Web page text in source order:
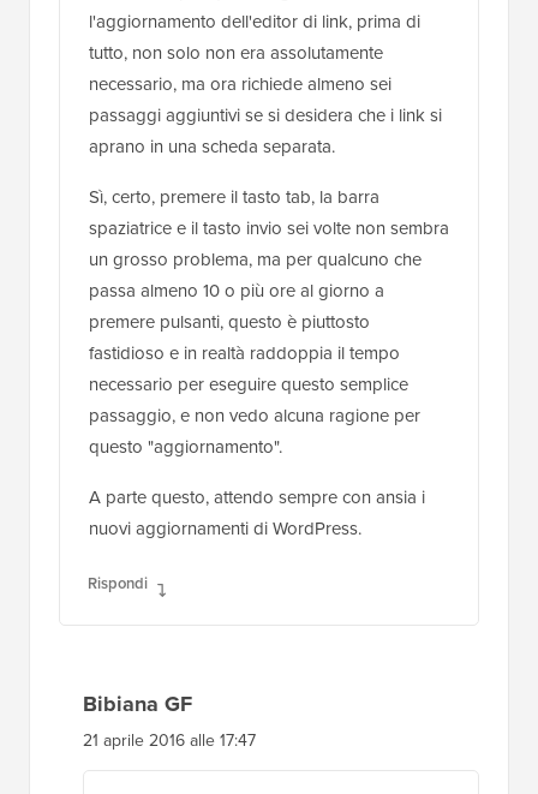
l'aggiornamento dell'editor di link, prima di
tutto, non solo non era assolutamente
necessario, ma ora richiede almeno sei
passaggi aggiuntivi se si desidera che i link si
aprano in una scheda separata.
Sì, certo, premere il tasto tab, la barra
spaziatrice e il tasto invio sei volte non sembra
un grosso problema, ma per qualcuno che
passa almeno 10 o più ore al giorno a
premere pulsanti, questo è piuttosto
fastidioso e in realtà raddoppia il tempo
necessario per eseguire questo semplice
passaggio, e non vedo alcuna ragione per
questo "aggiornamento".
A parte questo, attendo sempre con ansia i
nuovi aggiornamenti di WordPress.
Rispondi
Bibiana GF
21 aprile 2016 alle 17:47